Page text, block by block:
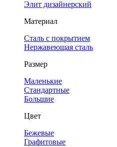
Элит дизайнерский
Материал
Сталь с покрытием
Нержавеющая сталь
Размер
Маленькие
Стандартные
Большие
Цвет
Бежевые
Графитовые